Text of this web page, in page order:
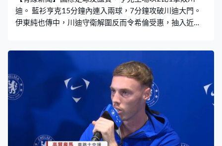
迪。 藍衫亨克15分鐘內連入兩球，7分鐘攻破川迪大門。
伊東純也傳中，川迪守衛解圍反而令希倫受惠，抽入近
戰新球季。換邊後被荷甲的川迪搶回攻勢，馬高比查卡的
熨射不入，隊友的補射亦無功而還。亨克86分鐘守不住
了，馬高比查卡的撞射，門將布治文斯拍到都入，亨克都
贏2比1，為星期六展開的聯賽注入強心針。